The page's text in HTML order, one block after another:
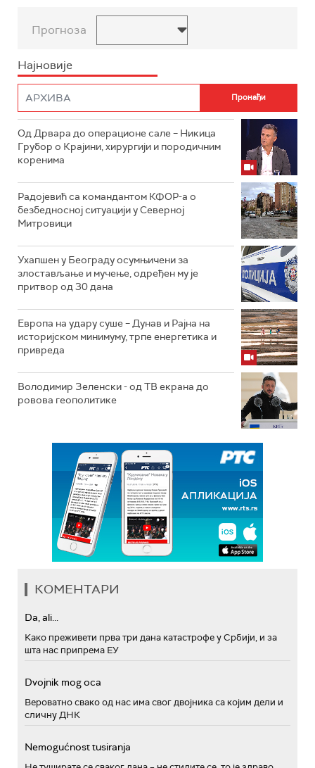
Прогноза
Најновије
Од Дрвара до операционе сале – Никица
Грубор о Крајини, хирургији и породичним
коренима
Радојевић са командантом КФОР-а о
безбедносној ситуацији у Северној
Митровици
Ухапшен у Београду осумњичени за
злостављање и мучење, одређен му је
притвор од 30 дана
Европа на удару суше – Дунав и Рајна на
историјском минимуму, трпе енергетика и
привреда
Володимир Зеленски - од ТВ екрана до
ровова геополитике
КОМЕНТАРИ
Da, ali...
Како преживети прва три дана катастрофе у Србији, и за
шта нас припрема ЕУ
Dvojnik mog oca
Вероватно свако од нас има свог двојника са којим дели и
сличну ДНК
Nemogućnost tusiranja